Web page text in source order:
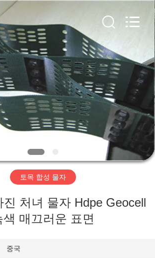
토목 합성 물자
진 처녀 물자 Hdpe Geocell
색 매끄러운 표면
중국